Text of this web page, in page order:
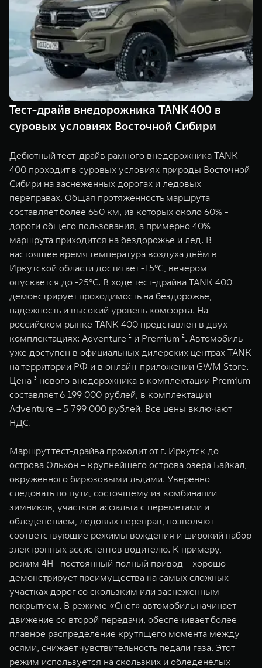
TANK 500
Веди за собой Сила
WEY 07
Расширяя границы комфорта
от 6 149 000 ₽
Эстетика
от 5 699
WEY 80
от 6 449 000 ₽ от 8 099
TANK Финансы
Корпоративным клиентам
TANK ФИНАНСЫ
TANK Кредит
TANK Лизинг
TANK Страхование
Сервис
Специальные предложения
Моторные масла
ЦИФРОВЫЕ СЕРВИСЫ TANK
Цифровые сервисы TANK
Подписки
Тест-драйв внедорожника TANK 400 в
суровых условиях Восточной Сибири
Дебютный тест-драйв рамного внедорожника TANK
400 проходит в суровых условиях природы Восточной
Сибири на заснеженных дорогах и ледовых
переправах. Общая протяженность маршрута
составляет более 650 км, из которых около 60% -
дороги общего пользования, а примерно 40%
маршрута приходится на бездорожье и лед. В
настоящее время температура воздуха днём в
Иркутской области достигает -15°C, вечером
опускается до -25°C. В ходе тест-драйва TANK 400
демонстрирует проходимость на бездорожье,
надежность и высокий уровень комфорта. На
российском рынке TANK 400 представлен в двух
комплектациях: Adventure ¹ и Premium ². Автомобиль
уже доступен в официальных дилерских центрах TANK
на территории РФ и в онлайн-приложении GWM Store.
Цена ³ нового внедорожника в комплектации Premium
составляет 6 199 000 рублей, в комплектации
Adventure – 5 799 000 рублей. Все цены включают
НДС.
Маршрут тест-драйва проходит от г. Иркутск до
острова Ольхон – крупнейшего острова озера Байкал,
окруженного бирюзовыми льдами. Уверенно
следовать по пути, состоящему из комбинации
зимников, участков асфальта с переметами и
обледенением, ледовых переправ, позволяют
соответствующие режимы вождения и широкий набор
электронных ассистентов водителю. К примеру,
режим 4H –постоянный полный привод – хорошо
демонстрирует преимущества на cамых сложных
участках дорог со скользким или заснеженным
покрытием. В режиме «Снег» автомобиль начинает
движение со второй передачи, обеспечивает более
плавное распределение крутящего момента между
осями, снижает чувствительность педали газа. Этот
режим используется на скользких и обледенелых